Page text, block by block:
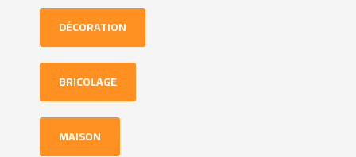
DÉCORATION
BRICOLAGE
MAISON